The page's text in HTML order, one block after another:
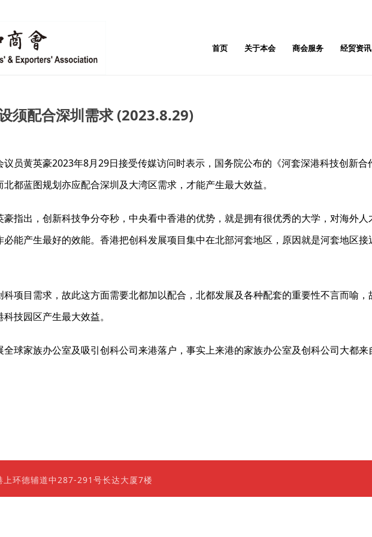
首页 关于本会 商会服务 经贸资讯
须配合深圳需求 (2023.8.29)
员黄英豪2023年8月29日接受传媒访问时表示，国务院公布的《河套深港科技创新合
都蓝图规划亦应配合深圳及大湾区需求，才能产生最大效益。
指出，创新科技争分夺秒，中央看中香港的优势，就是拥有很优秀的大学，对海外
能产生最好的效能。香港把创科发展项目集中在北部河套地区，原因就是河套地区
项目需求，故此这方面需要北都加以配合，北都发展及各种配套的重要性不言而喻
技园区产生最大效益。
球家族办公室及吸引创科公司来港落户，事实上来港的家族办公室及创科公司大都
德辅道中287-291号长达大厦7楼